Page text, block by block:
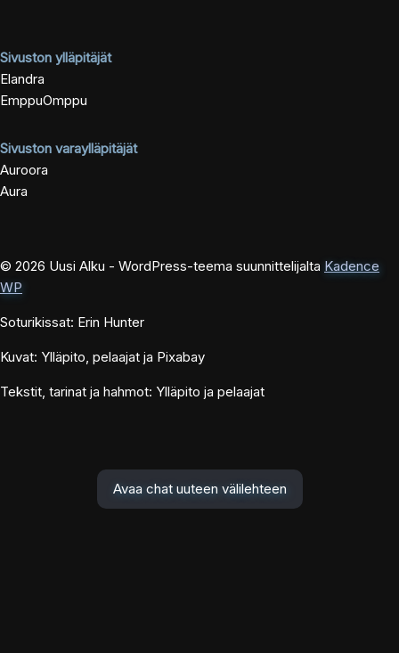
Sivuston ylläpitäjät
Elandra
EmppuOmppu
Sivuston varaylläpitäjät
Auroora
Aura
© 2026 Uusi Alku - WordPress-teema suunnittelijalta Kadence
WP
Soturikissat: Erin Hunter
Kuvat: Ylläpito, pelaajat ja Pixabay
Tekstit, tarinat ja hahmot: Ylläpito ja pelaajat
Avaa chat uuteen välilehteen